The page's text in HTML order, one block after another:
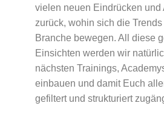
vielen neuen Eindrücken und
zurück, wohin sich die
Branche bewegen. All diese
Einsichten werden wir
nächsten Trainings,
einbauen und damit Euch
gefiltert und strukturiert